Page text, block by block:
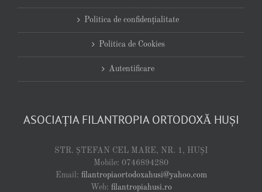
Politica de confidențialitate
Politica de Cookies
Autentificare
ASOCIAȚIA FILANTROPIA ORTODOXĂ HUȘI
STR. ȘTEFAN CEL MARE, NR. 1, HUȘI
Mobile: 0746894280
Email: filantropiaortodoxahusi@yahoo.com
Web: filantropiahusi.ro